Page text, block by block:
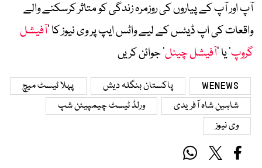
آپ اور آپ کے پیاروں کی روزمرہ زندگی کو متاثر کرسکنے والے
واقعات کی اپ ڈیٹس کے لیے واٹس ایپ پر وی نیوز کا ’آفیشل
گروپ‘ یا ’آفیشل چینل‘ جوائن کریں
WENEWS پاکستان بنگلہ دیش
پہلا ٹیسٹ میچ
شاہین شاہ آفریدی
ورلڈ ٹیسٹ چیمپیئن شپ
وی نیوز